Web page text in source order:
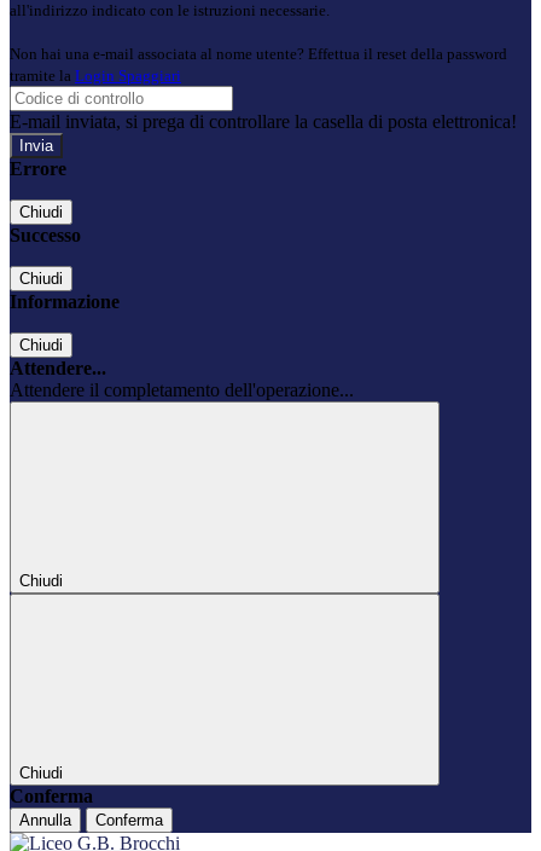
all'indirizzo indicato con le istruzioni necessarie.
Non hai una e-mail associata al nome utente? Effettua il reset della password
tramite la Login Spaggiari
E-mail inviata, si prega di controllare la casella di posta elettronica!
Errore
Chiudi
Successo
Chiudi
Informazione
Chiudi
Attendere...
Attendere il completamento dell'operazione...
Chiudi
Chiudi
Conferma
Annulla Conferma